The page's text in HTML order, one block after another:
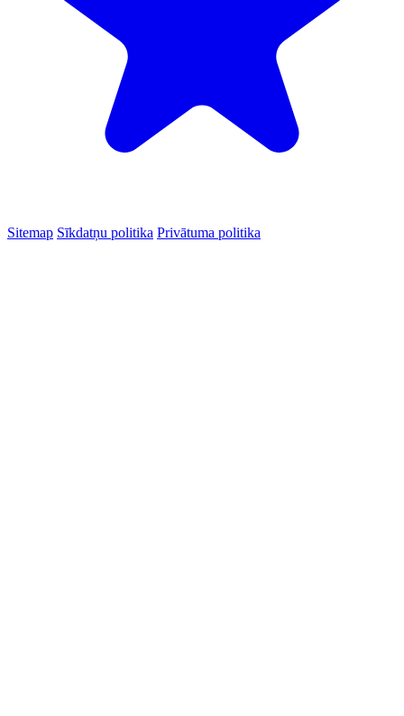
Sitemap Sīkdatņu politika Privātuma politika